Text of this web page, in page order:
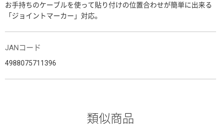
お手持ちのケーブルを使って貼り付けの位置合わせが簡単に出来る
「ジョイントマーカー」対応。
JANコード
4988075711396
類似商品